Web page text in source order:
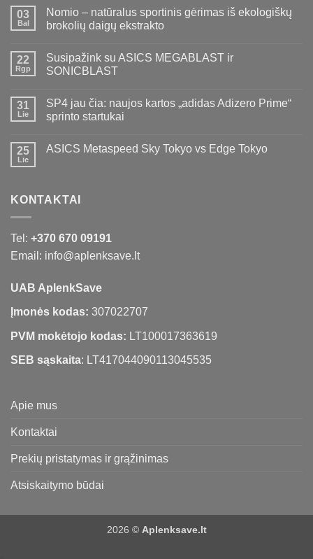
03
Bal
Nomio – natūralus sportinis gėrimas iš ekologiškų
brokolių daigų ekstrakto
22
Rgp
Susipažink su ASICS MEGABLAST ir
SONICBLAST
31
Lie
SP4 jau čia: naujos kartos „adidas Adizero Prime“
sprinto startukai
25
Lie
ASICS Metaspeed Sky Tokyo vs Edge Tokyo
KONTAKTAI
Tel: +370 670 09191
Email: info@aplenksave.lt
UAB AplenkSave
Įmonės kodas: 307022707
PVM mokėtojo kodas: LT100017363619
SEB sąskaita: LT417044090113045535
Apie mus
Kontaktai
Prekių pristatymas ir grąžinimas
Atsiskaitymo būdai
2026 © Aplenksave.lt